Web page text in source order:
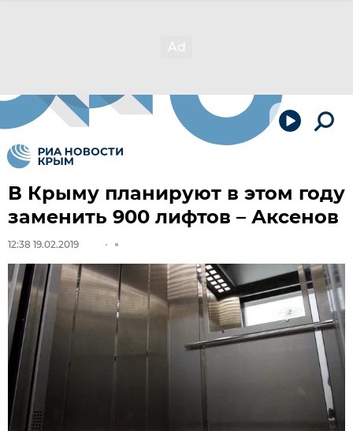
В Крыму планируют в этом году
заменить 900 лифтов – Аксенов
12:38 19.02.2019